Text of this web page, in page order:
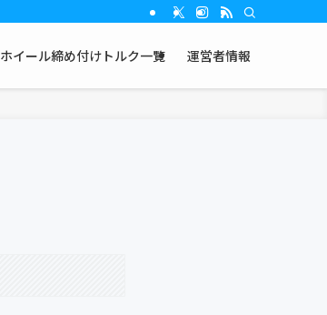
ホイール締め付けトルク一覧 運営者情報